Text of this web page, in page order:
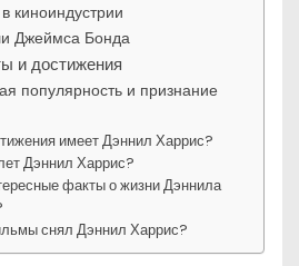
киноиндустрии
Джеймса Бонда
и достижения
популярность и признание
имеет Дэннил Харрис?
Дэннил Харрис?
факты о жизни Дэннила
снял Дэннил Харрис?